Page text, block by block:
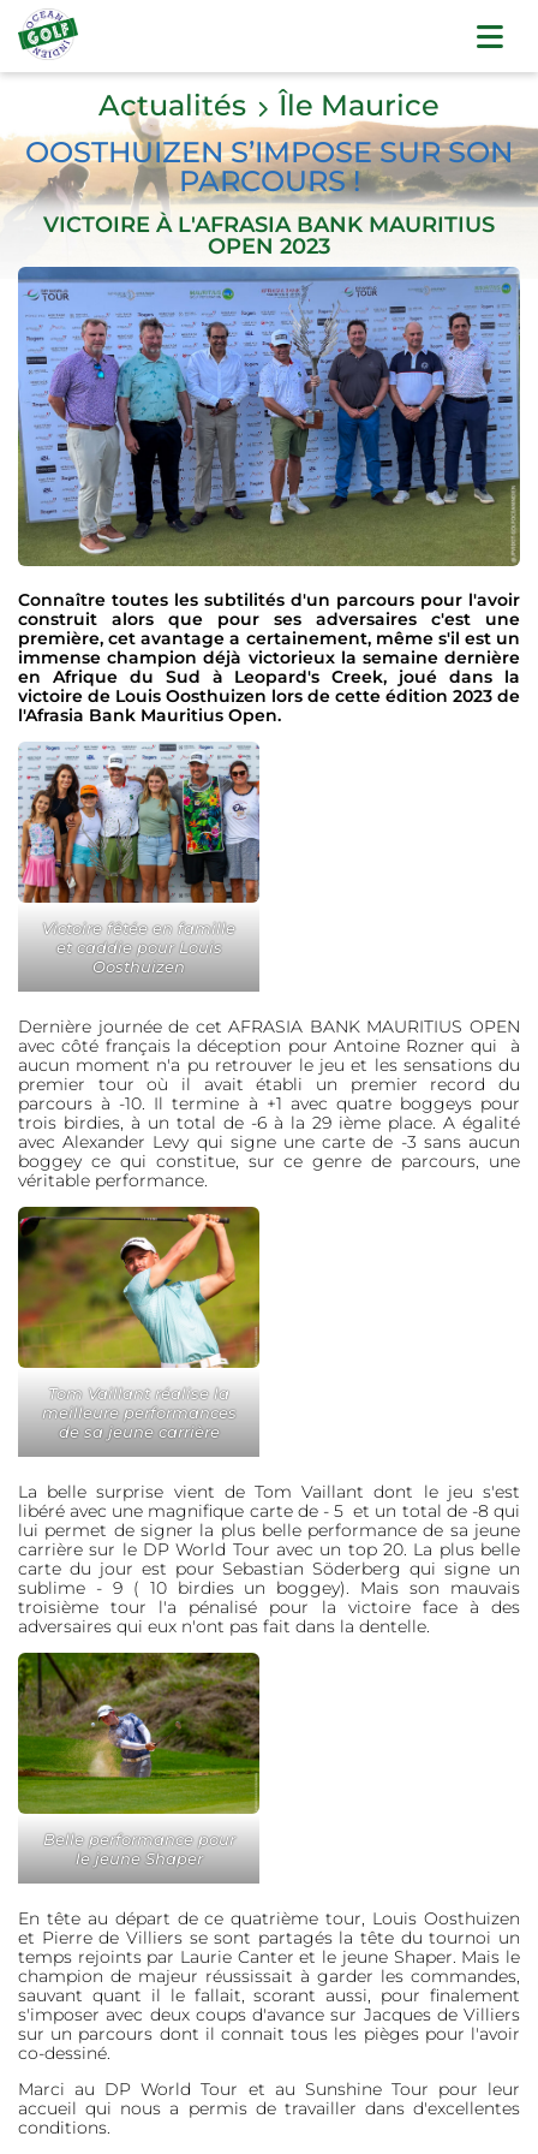
Actualités
Île Maurice
OOSTHUIZEN S’IMPOSE SUR SON
PARCOURS !
VICTOIRE À L'AFRASIA BANK MAURITIUS
OPEN 2023
Connaître toutes les subtilités d'un parcours pour l'avoir
construit alors que pour ses adversaires c'est une
première, cet avantage a certainement, même s'il est un
immense champion déjà victorieux la semaine dernière
en Afrique du Sud à Leopard's Creek, joué dans la
victoire de Louis Oosthuizen lors de cette édition 2023 de
l'Afrasia Bank Mauritius Open.
Victoire fêtée en famille
et caddie pour Louis
Oosthuizen
Dernière journée de cet AFRASIA BANK MAURITIUS OPEN
avec côté français la déception pour Antoine Rozner qui à
aucun moment n'a pu retrouver le jeu et les sensations du
premier tour où il avait établi un premier record du
parcours à -10. Il termine à +1 avec quatre boggeys pour
trois birdies, à un total de -6 à la 29 ième place. A égalité
avec Alexander Levy qui signe une carte de -3 sans aucun
boggey ce qui constitue, sur ce genre de parcours, une
véritable performance.
Tom Vaillant réalise la
meilleure performances
de sa jeune carrière
La belle surprise vient de Tom Vaillant dont le jeu s'est
libéré avec une magnifique carte de - 5 et un total de -8 qui
lui permet de signer la plus belle performance de sa jeune
carrière sur le DP World Tour avec un top 20. La plus belle
carte du jour est pour Sebastian Söderberg qui signe un
sublime - 9 ( 10 birdies un boggey). Mais son mauvais
troisième tour l'a pénalisé pour la victoire face à des
adversaires qui eux n'ont pas fait dans la dentelle.
Belle performance pour
le jeune Shaper
En tête au départ de ce quatrième tour, Louis Oosthuizen
et Pierre de Villiers se sont partagés la tête du tournoi un
temps rejoints par Laurie Canter et le jeune Shaper. Mais le
champion de majeur réussissait à garder les commandes,
sauvant quant il le fallait, scorant aussi, pour finalement
s'imposer avec deux coups d'avance sur Jacques de Villiers
sur un parcours dont il connait tous les pièges pour l'avoir
co-dessiné.
Marci au DP World Tour et au Sunshine Tour pour leur
accueil qui nous a permis de travailler dans d'excellentes
conditions.